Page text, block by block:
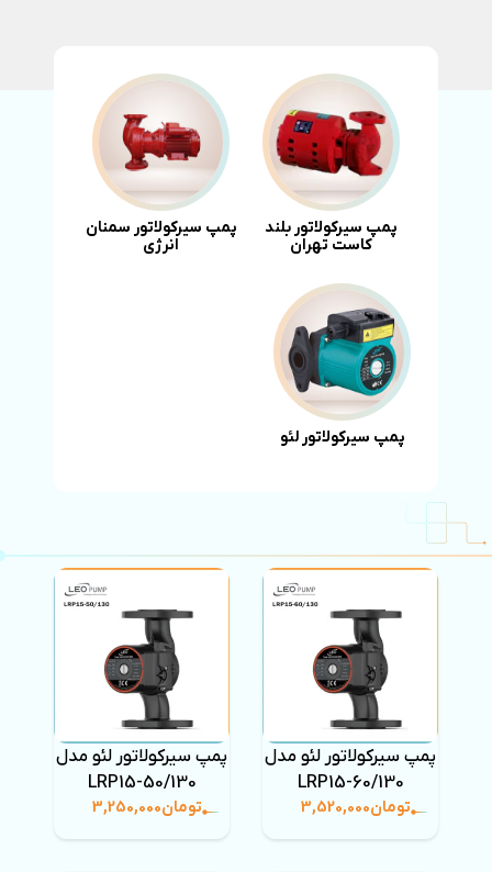
پمپ سیرکولاتور بلند
کاست تهران
پمپ سیرکولاتور سمنان
انرژی
پمپ سیرکولاتور لئو
پمپ سیرکولاتور لئو مدل
LRP15-60/130
تومان3,520,000
پمپ سیرکولاتور لئو مدل
LRP15-50/130
تومان3,250,000